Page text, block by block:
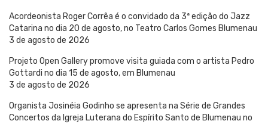
Acordeonista Roger Corrêa é o convidado da 3ª edição do Jazz
Catarina no dia 20 de agosto, no Teatro Carlos Gomes Blumenau
3 de agosto de 2026
Projeto Open Gallery promove visita guiada com o artista Pedro
Gottardi no dia 15 de agosto, em Blumenau
3 de agosto de 2026
Organista Josinéia Godinho se apresenta na Série de Grandes
Concertos da Igreja Luterana do Espírito Santo de Blumenau no